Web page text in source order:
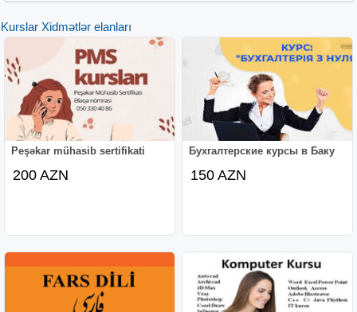
Kurslar Xidmətlər elanları
Peşəkar mühasib sertifikati
200 AZN
Бухгалтерские курсы в Баку
150 AZN